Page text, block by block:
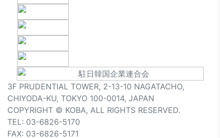
3F PRUDENTIAL TOWER, 2-13-10 NAGATACHO,
CHIYODA-KU, TOKYO 100-0014, JAPAN
COPYRIGHT © KOBA, ALL RIGHTS RESERVED.
TEL: 03-6826-5170
FAX: 03-6826-5171